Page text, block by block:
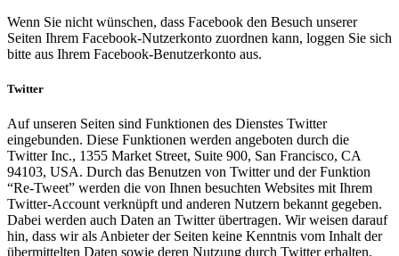
Wenn Sie nicht wünschen, dass Facebook den Besuch unserer
Seiten Ihrem Facebook-Nutzerkonto zuordnen kann, loggen Sie sich
bitte aus Ihrem Facebook-Benutzerkonto aus.
Twitter
Auf unseren Seiten sind Funktionen des Dienstes Twitter
eingebunden. Diese Funktionen werden angeboten durch die
Twitter Inc., 1355 Market Street, Suite 900, San Francisco, CA
94103, USA. Durch das Benutzen von Twitter und der Funktion
“Re-Tweet” werden die von Ihnen besuchten Websites mit Ihrem
Twitter-Account verknüpft und anderen Nutzern bekannt gegeben.
Dabei werden auch Daten an Twitter übertragen. Wir weisen darauf
hin, dass wir als Anbieter der Seiten keine Kenntnis vom Inhalt der
übermittelten Daten sowie deren Nutzung durch Twitter erhalten.